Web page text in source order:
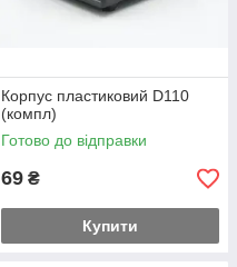
Корпус пластиковий D110
(компл)
Готово до відправки
69 ₴
Купити